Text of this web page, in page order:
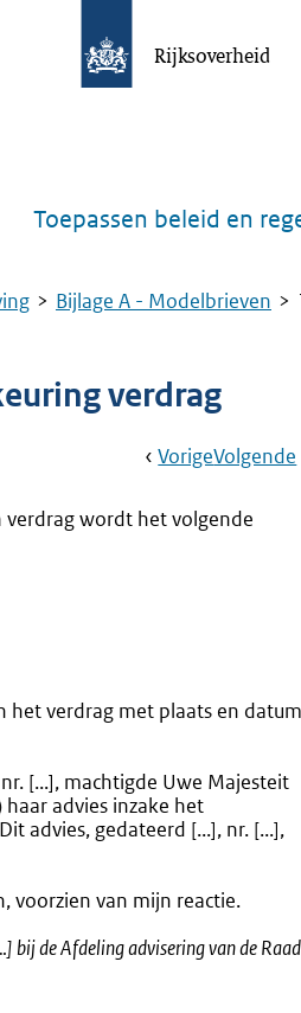
Rijksoverheid
Toepassen beleid en
Bijlage A - Modelbrieven
verdrag
Book
Ga
VorigePagina:
Rapport
Ga
Volgende
wordt het volgende
het verdrag met plaats en datum
[...], machtigde Uwe Majesteit
haar advies inzake het
advies, gedateerd [...], nr. [...],
voorzien van mijn reactie.
bij de Afdeling advisering van de Raad